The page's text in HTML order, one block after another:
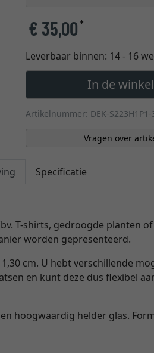
€ 35,00*
Leverbaar binnen: 14 - 16
In de
Artikelnummer: DEK-S223H1P1-
Vragen over
Specificatie
T-shirts, gedroogde planten
worden gepresenteerd.
cm. U hebt verschillende
en kunt deze dus flexibel
hoogwaardig helder glas.